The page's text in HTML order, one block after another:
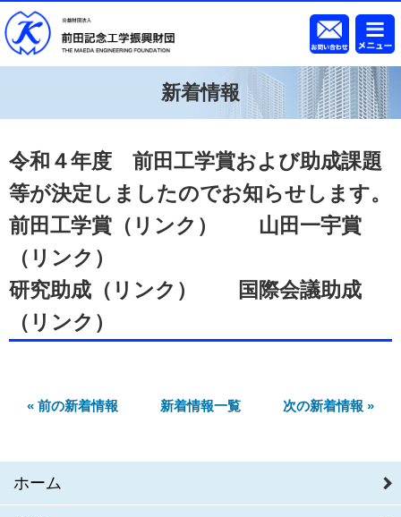
新着情報
令和４年度 前田工学賞および助成課題
等が決定しましたのでお知らせします。
前田工学賞 （リンク）
山田一宇賞
（リンク）
研究助成 （リンク）
国際会議助成
（リンク）
« 前の新着情報 新着情報一覧 次の新着情報 »
ホーム